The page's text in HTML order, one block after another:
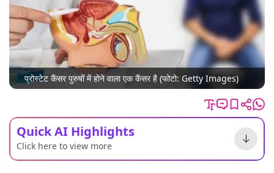
प्रोस्टेट कैंसर पुरुषों में होने वाला एक कैंसर है (फोटो: Getty Images)
Quick AI Highlights
Click here to view more